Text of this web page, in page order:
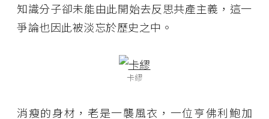
知識分子卻未能由此開始去反思共產主義，這一
爭論也因此被淡忘於歷史之中。
卡繆
消瘦的身材，老是一襲風衣，一位亨佛利鮑加